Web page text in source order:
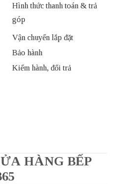
Hình thức thanh toán & trả
góp
Vận chuyển lắp đặt
Bảo hành
Kiểm hành, đổi trả
HÀNG BẾP